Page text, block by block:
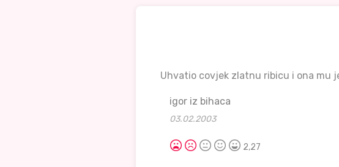
Uhvatio covjek zlatnu ribicu i ona mu
igor iz bihaca
03.02.2003
2,27